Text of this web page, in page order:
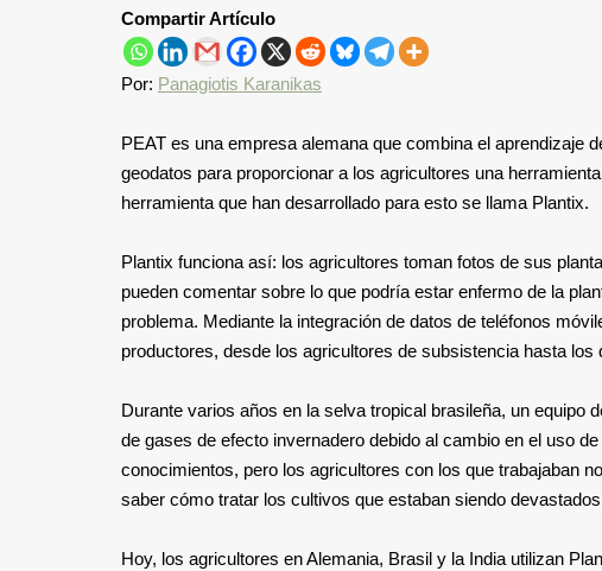
Compartir Artículo
Por: Panagiotis Karanikas
PEAT es una empresa alemana que combina el aprendizaje
geodatos para proporcionar a los agricultores una
herramienta que han desarrollado para esto se llama Plantix.
Plantix funciona así: los agricultores toman fotos de sus
pueden comentar sobre lo que podría estar enfermo de la
problema. Mediante la integración de datos de teléfonos
productores, desde los agricultores de subsistencia hasta los
Durante varios años en la selva tropical brasileña, un
de gases de efecto invernadero debido al cambio en el uso
conocimientos, pero los agricultores con los que trabajaban
saber cómo tratar los cultivos que estaban siendo
Hoy, los agricultores en Alemania, Brasil y la India utilizan